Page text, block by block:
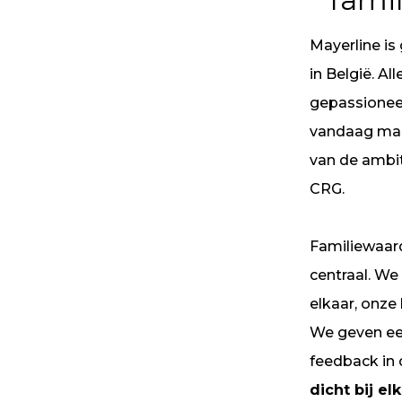
Mayerline
in België.
vandaag
van de
CRG.
centraal.
elkaar,
We geven
feedback in
dicht bij